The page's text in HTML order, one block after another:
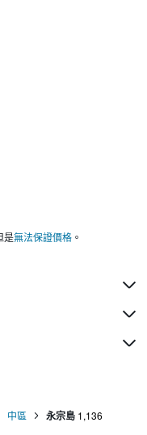
是無法保證價格 。
中區 永宗島 1,136